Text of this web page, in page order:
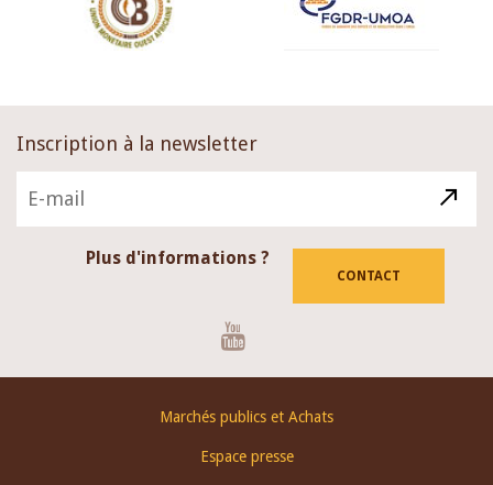
Inscription à la newsletter
Plus d'informations ?
CONTACT
Marchés publics et Achats
Espace presse